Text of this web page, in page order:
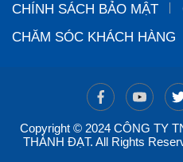
CHÍNH SÁCH BẢO MẬT
CHĂM SÓC KHÁCH HÀNG
Copyright © 2024 CÔNG TY
THÀNH ĐẠT. All Rights